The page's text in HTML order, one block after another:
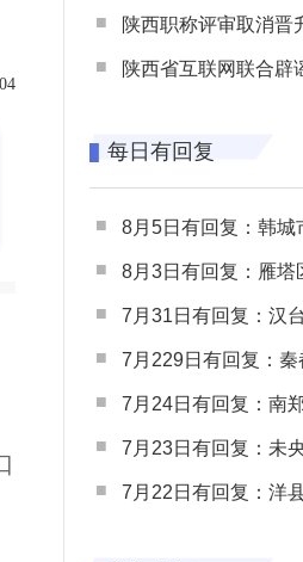
陕西职称评审取消晋升年限？ 陕
陕西省互联网联合辟
每日有回复
8月5日有回复：韩城
8月3日有回复：雁塔
7月31日有回复：汉台
7月229日有回复：秦都
7月24日有回复：南郑
7月23日有回复：未央
7月22日有回复：洋县